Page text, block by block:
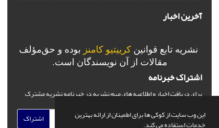
این وب سایت از کوکی ها برای اطمینان از ارائه بهترین
خدمات استفاده می کند.
آخرین اخبار
نشریه تابع قوانین کرییتیو کامنز بوده و حق‌مؤلف
مقالات از آن نویسندگان است.
اشتراک خبرنامه
برای دریافت اخبار و اطلاعیه های مهم نشریه در خبرنامه نشریه مشترک
اشتراک